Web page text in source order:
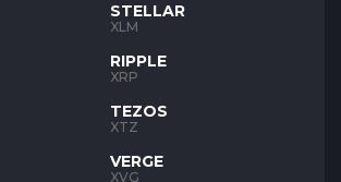
STELLAR
XLM
RIPPLE
XRP
TEZOS
XTZ
VERGE
XVG